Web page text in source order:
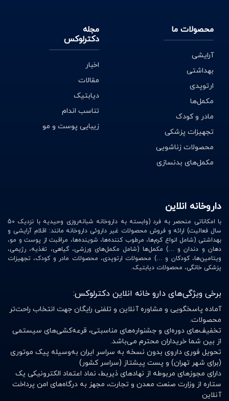
محصولات ما
آرایشی
بهداشتی
ارتوپدی
مکمل‌ها
مادر و کودک
تجهیزات پزشکی
محصولات زناشویی
مکمل‌های بدنسازی
مجله
دکترلوکس
اخبار
مقالات
دیابتیک
تناسب اندام
زیبایی پوست و مو
داروخانه انلاین
با امکاناتی منحصر به فرد (وابسته به داروخانه شبانه‌روزی وحیدیه با نزدیک 50
سال فعالیت) ارائه و فروش محصولات غیر داروئی داروخانه مانند: اقلام آرایشی و
بهداشتی (شامل انواع کرم‌ها، مرطوب کننده‌ها، شوینده‌ها، مراقبت از پوست و مو،
دهان و دندان و …) مکمل‌ها (شامل مکمل‌های ورزشی، گیاهی، تغذیه، رژیمی،
ویتامین‌ها، کودکان و …) محصولات ارتوپدی، محصولات مادر و کودک، تجهیزات
پزشکی خانگی، محصولات دیابتیک.
برخی ویژگی‌های دارو خانه انلاین دکترلوکس:
آماده پاسخگویی و مشاوره آنلاین و تلفنی رایگان جهت انتخاب راحت‌تر
محصولات.
تخفیف‌های دوره‌ای و جشنواره‌های مناسبتی، قرعه‌کشی‌های سیستمی
از بین شما خریداران محترم می‌باشد.
تحویل فوری داروی بدون نسخه به سراسر ایران به‌وسیله پیک موتوری
(برای شهر تهران) و پست پیشتاز (سراسر کشور)
دارای مجوزهای مربوطه از نهادهای ذیربط، نماد اعتماد الکترونیکی یک
ستاره از وزارت صنعت معدن و تجارت، مجهز به درگاه‌های امن پرداخت
آنلاین